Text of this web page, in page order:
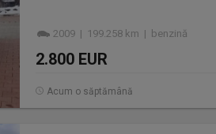
2009 | 199.258 km | benzină
2.800 EUR
Acum o săptămână